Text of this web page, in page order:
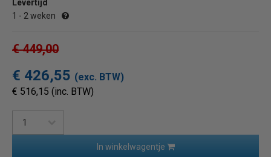
Levertijd
1 - 2 weken
€ 449,00
€ 426,55 (exc. BTW)
€ 516,15 (inc. BTW)
In winkelwagentje